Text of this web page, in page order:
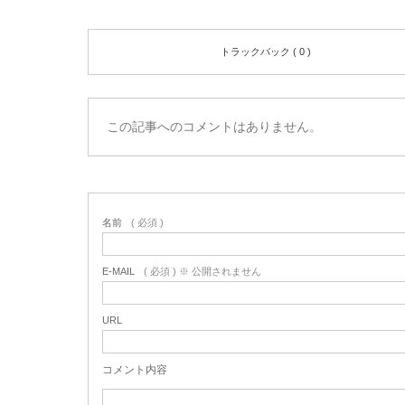
トラックバック ( 0 )
この記事へのコメントはありません。
名前 ( 必須 )
E-MAIL ( 必須 ) ※ 公開されません
URL
コメント内容